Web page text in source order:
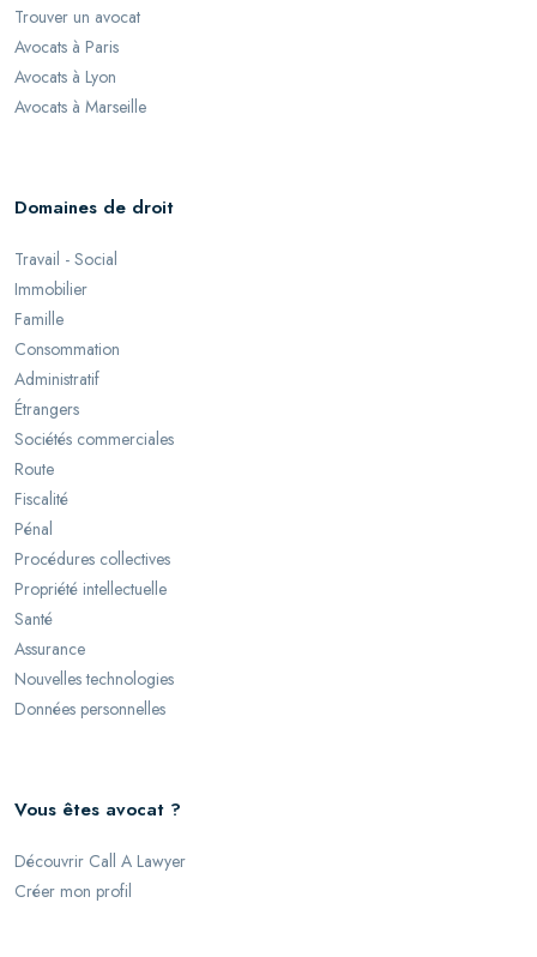
Trouver un avocat
Avocats à Paris
Avocats à Lyon
Avocats à Marseille
Domaines de droit
Travail - Social
Immobilier
Famille
Consommation
Administratif
Étrangers
Sociétés commerciales
Route
Fiscalité
Pénal
Procédures collectives
Propriété intellectuelle
Santé
Assurance
Nouvelles technologies
Données personnelles
Vous êtes avocat ?
Découvrir Call A Lawyer
Créer mon profil